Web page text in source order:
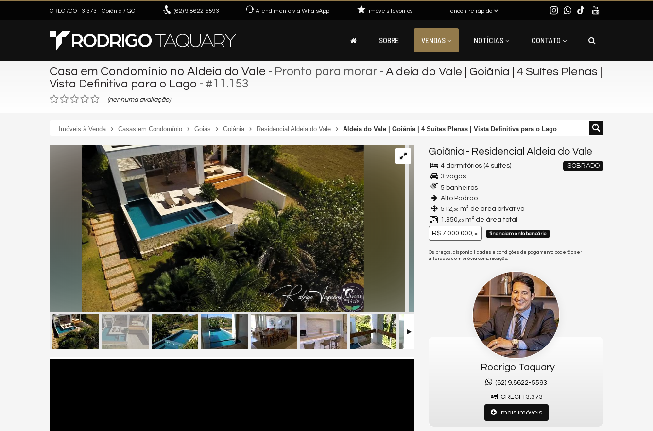
CRECI/GO 13.373 - Goiânia / GO (62) 9.8622-5593 Atendimento via WhatsApp encontre rápido
imóveis favoritos
SOBRE VENDAS NOTÍCIAS CONTATO
Casa em Condomínio no Aldeia do Vale - Pronto para morar - Aldeia do Vale | Goiânia | 4 Suítes Plenas |
Vista Definitiva para o Lago - #11.153
(nenhuma avaliação)
Imóveis à Venda Casas em Condomínio Goiás Goiânia Residencial Aldeia do Vale Aldeia do Vale | Goiânia | 4 Suítes Plenas | Vista Definitiva para o Lago
Goiânia - Residencial Aldeia do Vale
SOBRADO
4 dormitórios (4 suítes)
3 vagas
5 banheiros
Alto Padrão
512,00 m² de área privativa
1.350,00 m² de área total
R$ 7.000.000,00 financiamento bancário
Os preços, disponibilidades e condições de pagamento poderão ser
alterados sem prévia comunicação.
Rodrigo Taquary
(62) 9.8622-5593
CRECI 13.373
mais imóveis